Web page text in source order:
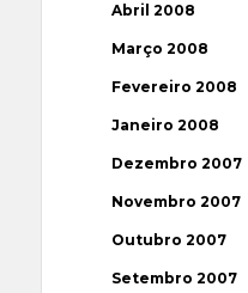
Abril 2008
Março 2008
Fevereiro 2008
Janeiro 2008
Dezembro 2007
Novembro 2007
Outubro 2007
Setembro 2007